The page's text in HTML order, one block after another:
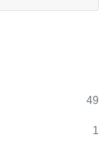
49
1